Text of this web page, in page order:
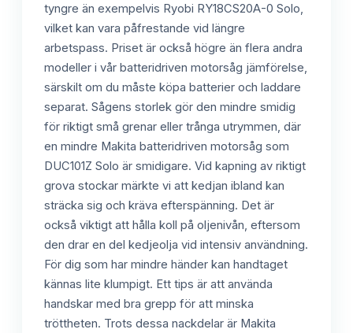
tyngre än exempelvis Ryobi RY18CS20A-0 Solo,
vilket kan vara påfrestande vid längre
arbetspass. Priset är också högre än flera andra
modeller i vår batteridriven motorsåg jämförelse,
särskilt om du måste köpa batterier och laddare
separat. Sågens storlek gör den mindre smidig
för riktigt små grenar eller trånga utrymmen, där
en mindre Makita batteridriven motorsåg som
DUC101Z Solo är smidigare. Vid kapning av riktigt
grova stockar märkte vi att kedjan ibland kan
sträcka sig och kräva efterspänning. Det är
också viktigt att hålla koll på oljenivån, eftersom
den drar en del kedjeolja vid intensiv användning.
För dig som har mindre händer kan handtaget
kännas lite klumpigt. Ett tips är att använda
handskar med bra grepp för att minska
tröttheten. Trots dessa nackdelar är Makita